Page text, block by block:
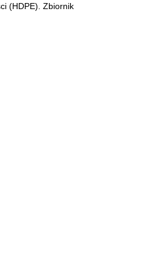
(HDPE). Zbiornik